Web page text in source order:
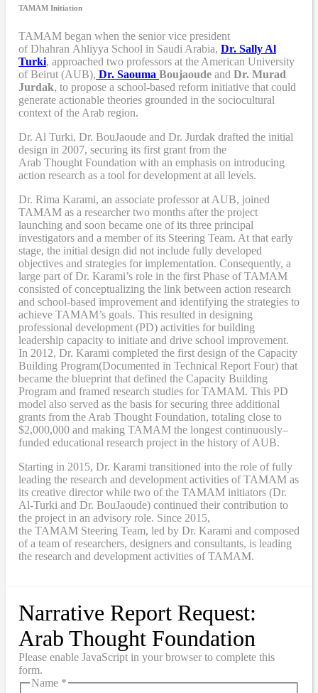
TAMAM Initiation
TAMAM began when the senior vice president
of Dhahran Ahliyya School in Saudi Arabia, Dr. Sally Al
Turki, approached two professors at the American University
of Beirut (AUB), Dr. Saouma Boujaoude and Dr. Murad
Jurdak, to propose a school-based reform initiative that could
generate actionable theories grounded in the sociocultural
context of the Arab region.
Dr. Al Turki, Dr. BouJaoude and Dr. Jurdak drafted the initial
design in 2007, securing its first grant from the
Arab Thought Foundation with an emphasis on introducing
action research as a tool for development at all levels.
Dr. Rima Karami, an associate professor at AUB, joined
TAMAM as a researcher two months after the project
launching and soon became one of its three principal
investigators and a member of its Steering Team. At that early
stage, the initial design did not include fully developed
objectives and strategies for implementation. Consequently, a
large part of Dr. Karami’s role in the first Phase of TAMAM
consisted of conceptualizing the link between action research
and school-based improvement and identifying the strategies to
achieve TAMAM’s goals. This resulted in designing
professional development (PD) activities for building
leadership capacity to initiate and drive school improvement.
In 2012, Dr. Karami completed the first design of the Capacity
Building Program(Documented in Technical Report Four) that
became the blueprint that defined the Capacity Building
Program and framed research studies for TAMAM. This PD
model also served as the basis for securing three additional
grants from the Arab Thought Foundation, totaling close to
$2,000,000 and making TAMAM the longest continuously–
funded educational research project in the history of AUB.
Starting in 2015, Dr. Karami transitioned into the role of fully
leading the research and development activities of TAMAM as
its creative director while two of the TAMAM initiators (Dr.
Al-Turki and Dr. BouJaoude) continued their contribution to
the project in an advisory role. Since 2015,
the TAMAM Steering Team, led by Dr. Karami and composed
of a team of researchers, designers and consultants, is leading
the research and development activities of TAMAM.
Narrative Report Request:
Arab Thought Foundation
Please enable JavaScript in your browser to complete this
form.
Name *